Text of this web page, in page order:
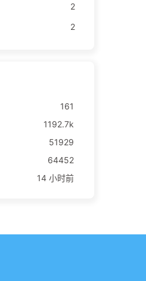
2
2
161
1192.7k
51929
64452
14 小时前